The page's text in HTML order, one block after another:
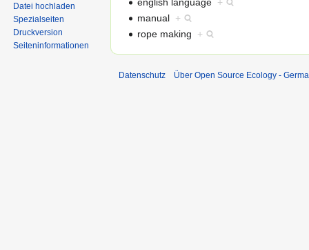
manual +
rope making +
Datei hochladen
Spezialseiten
Druckversion
Seiten­informationen
Datenschutz Über Open Source Ecology -